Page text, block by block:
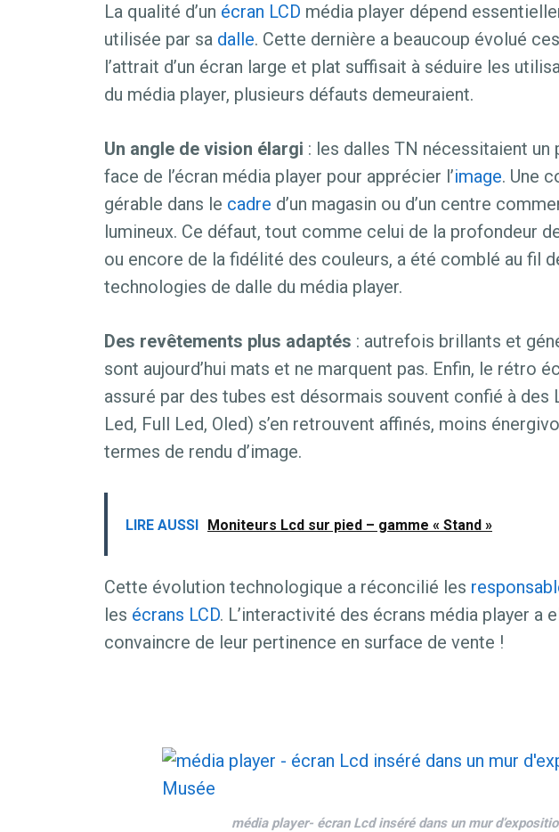
La qualité d’un écran LCD média player dépend
utilisée par sa dalle. Cette dernière a beaucoup évolué
l’attrait d’un écran large et plat suffisait à séduire les
du média player, plusieurs défauts demeuraient.
Un angle de vision élargi : les dalles TN nécessitaient
face de l’écran média player pour apprécier l’image. Une
gérable dans le cadre d’un magasin ou d’un centre
lumineux. Ce défaut, tout comme celui de la profondeur
ou encore de la fidélité des couleurs, a été comblé au fil
technologies de dalle du média player.
Des revêtements plus adaptés : autrefois brillants et
sont aujourd’hui mats et ne marquent pas. Enfin, le rétro
assuré par des tubes est désormais souvent confié à des
Led, Full Led, Oled) s’en retrouvent affinés, moins
termes de rendu d’image.
LIRE AUSSI Moniteurs Lcd sur pied – gamme « Stand »
Cette évolution technologique a réconcilié les
les écrans LCD. L’interactivité des écrans média player a
convaincre de leur pertinence en surface de vente !
média player- écran Lcd inséré dans un mur